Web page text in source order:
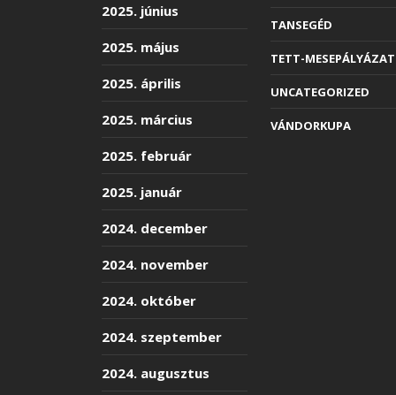
2025. június
2025. május
2025. április
2025. március
2025. február
2025. január
2024. december
2024. november
2024. október
2024. szeptember
2024. augusztus
TANSEGÉD
TETT-MESEPÁLYÁZAT
UNCATEGORIZED
VÁNDORKUPA